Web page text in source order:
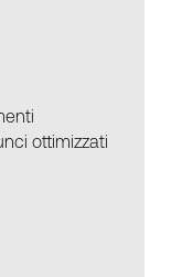
ottimizzati